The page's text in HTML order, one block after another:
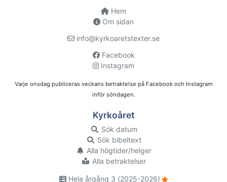
Hem
Om sidan
info@kyrkoaretstexter.se
Facebook
Instagram
Varje onsdag publiceras veckans betraktelse på Facebook och Instagram
inför söndagen.
Kyrkoåret
Sök datum
Sök bibeltext
Alla högtider/helger
Alla betraktelser
Hela årgång 3 (2025-2026)